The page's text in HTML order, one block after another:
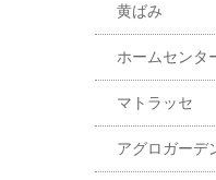
黄ばみ
ホームセンタ
マトラッセ
アグロガーデ